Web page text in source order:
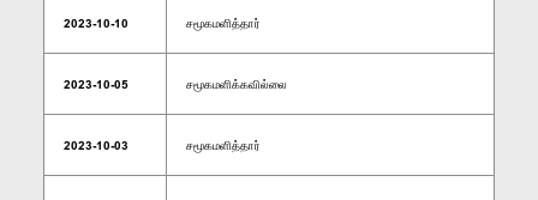
2023-10-10 சமூகமளித்தார்
2023-10-05 சமூகமளிக்கவில்லை
2023-10-03 சமூகமளித்தார்